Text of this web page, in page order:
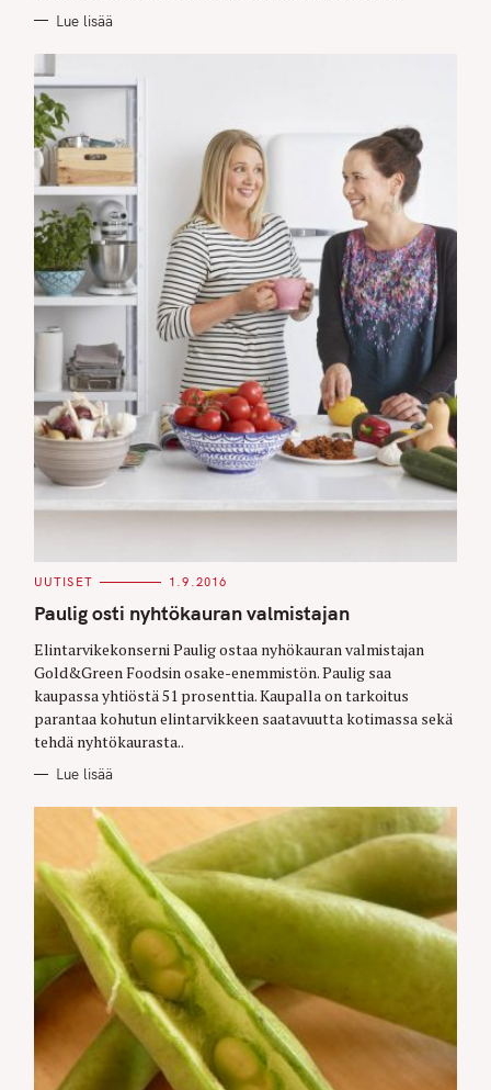
Lue lisää
C
T
E
O
R
I
S
UUTISET 1.9.2016
Paulig osti nyhtökauran valmistajan
Elintarvikekonserni Paulig ostaa nyhökauran valmistajan
Gold&Green Foodsin osake-enemmistön. Paulig saa
kaupassa yhtiöstä 51 prosenttia. Kaupalla on tarkoitus
parantaa kohutun elintarvikkeen saatavuutta kotimassa sekä
tehdä nyhtökaurasta..
Lue lisää